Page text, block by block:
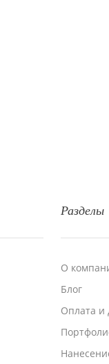
Разделы
О
Блог
Оплата и